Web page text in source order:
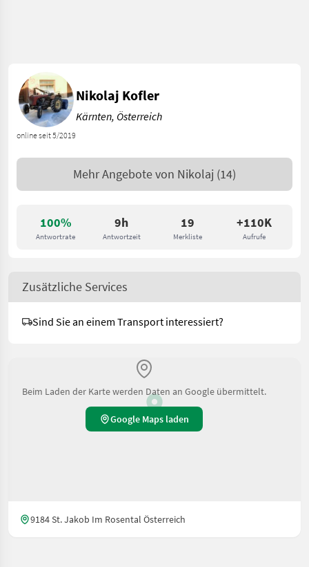
100%
Antwortrate
9h
Antwortzeit
19
Merkliste
+110K
Aufrufe
online seit 5/2019
Nikolaj Kofler
Kärnten, Österreich
Mehr Angebote von Nikolaj (14)
Zusätzliche Services
Sind Sie an einem Transport interessiert?
Beim Laden der Karte werden Daten an Google übermittelt.
Google Maps laden
9184 St. Jakob Im Rosental Österreich